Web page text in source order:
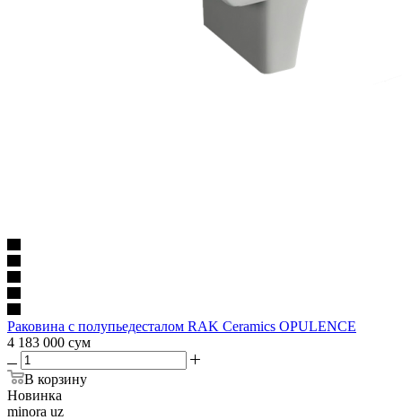
Раковина с полупьедесталом RAK Ceramics OPULENCE
4 183 000 сум
В корзину
Новинка
minora uz